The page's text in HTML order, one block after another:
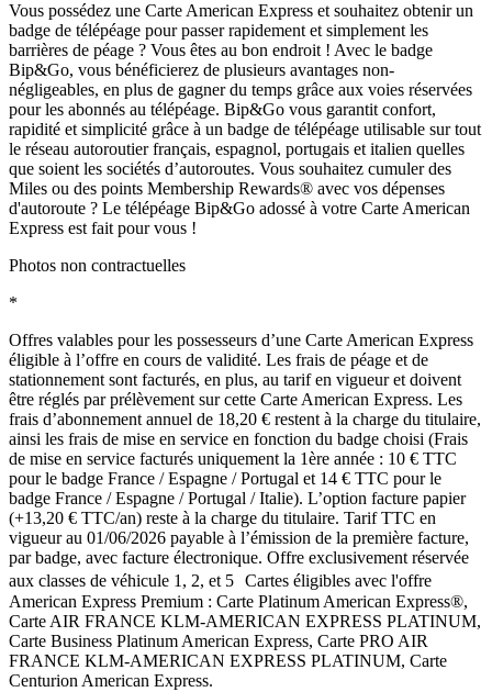
Vous possédez une Carte American Express et souhaitez obtenir un
badge de télépéage pour passer rapidement et simplement les
barrières de péage ? Vous êtes au bon endroit ! Avec le badge
Bip&Go, vous bénéficierez de plusieurs avantages non-
négligeables, en plus de gagner du temps grâce aux voies réservées
pour les abonnés au télépéage. Bip&Go vous garantit confort,
rapidité et simplicité grâce à un badge de télépéage utilisable sur tout
le réseau autoroutier français, espagnol, portugais et italien quelles
que soient les sociétés d’autoroutes. Vous souhaitez cumuler des
Miles ou des points Membership Rewards® avec vos dépenses
d'autoroute ? Le télépéage Bip&Go adossé à votre Carte American
Express est fait pour vous !
Photos non contractuelles
*
Offres valables pour les possesseurs d’une Carte American Express
éligible à l’offre en cours de validité. Les frais de péage et de
stationnement sont facturés, en plus, au tarif en vigueur et doivent
être réglés par prélèvement sur cette Carte American Express. Les
frais d’abonnement annuel de 18,20 € restent à la charge du titulaire,
ainsi les frais de mise en service en fonction du badge choisi (Frais
de mise en service facturés uniquement la 1ère année : 10 € TTC
pour le badge France / Espagne / Portugal et 14 € TTC pour le
badge France / Espagne / Portugal / Italie). L’option facture papier
(+13,20 € TTC/an) reste à la charge du titulaire. Tarif TTC en
vigueur au 01/06/2026 payable à l’émission de la première facture,
par badge, avec facture électronique. Offre exclusivement réservée
aux classes de véhicule 1, 2, et 5 Cartes éligibles avec l'offre
American Express Premium : Carte Platinum American Express®,
Carte AIR FRANCE KLM-AMERICAN EXPRESS PLATINUM,
Carte Business Platinum American Express, Carte PRO AIR
FRANCE KLM-AMERICAN EXPRESS PLATINUM, Carte
Centurion American Express.